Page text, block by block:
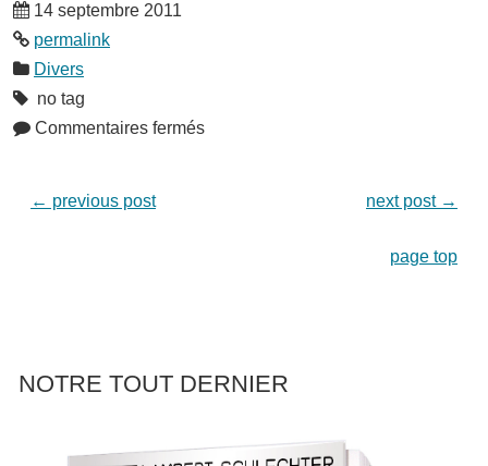
14 septembre 2011
permalink
Divers
no tag
Commentaires fermés
← previous post next post →
page top
NOTRE TOUT DERNIER